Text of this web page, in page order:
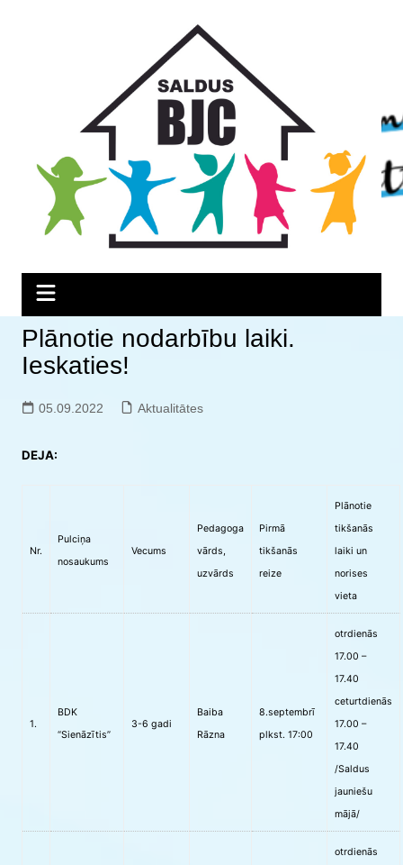
Plānotie nodarbību laiki.
Ieskaties!
05.09.2022 Aktualitātes
DEJA:
Nr.
Pulciņa
nosaukums
Vecums
Pedagoga
vārds,
uzvārds
Pirmā
tikšanās
reize
Plānotie
tikšanās
laiki un
norises
vieta
1.
BDK
“Sienāzītis”
3-6 gadi
Baiba
Rāzna
8.septembrī
plkst. 17:00
otrdienās
17.00 –
17.40
ceturtdienās
17.00 –
17.40
/Saldus
jauniešu
mājā/
otrdienās